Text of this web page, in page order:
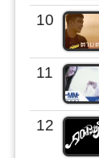
10
11
12